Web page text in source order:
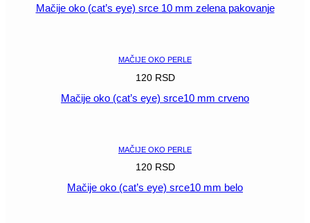
Mačije oko (cat’s eye) srce 10 mm zelena pakovanje
MAČIJE OKO PERLE
120 RSD
Mačije oko (cat’s eye) srce10 mm crveno
MAČIJE OKO PERLE
120 RSD
Mačije oko (cat’s eye) srce10 mm belo